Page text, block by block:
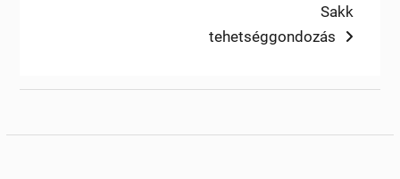
Next
post:
Sakk
tehetséggondozás